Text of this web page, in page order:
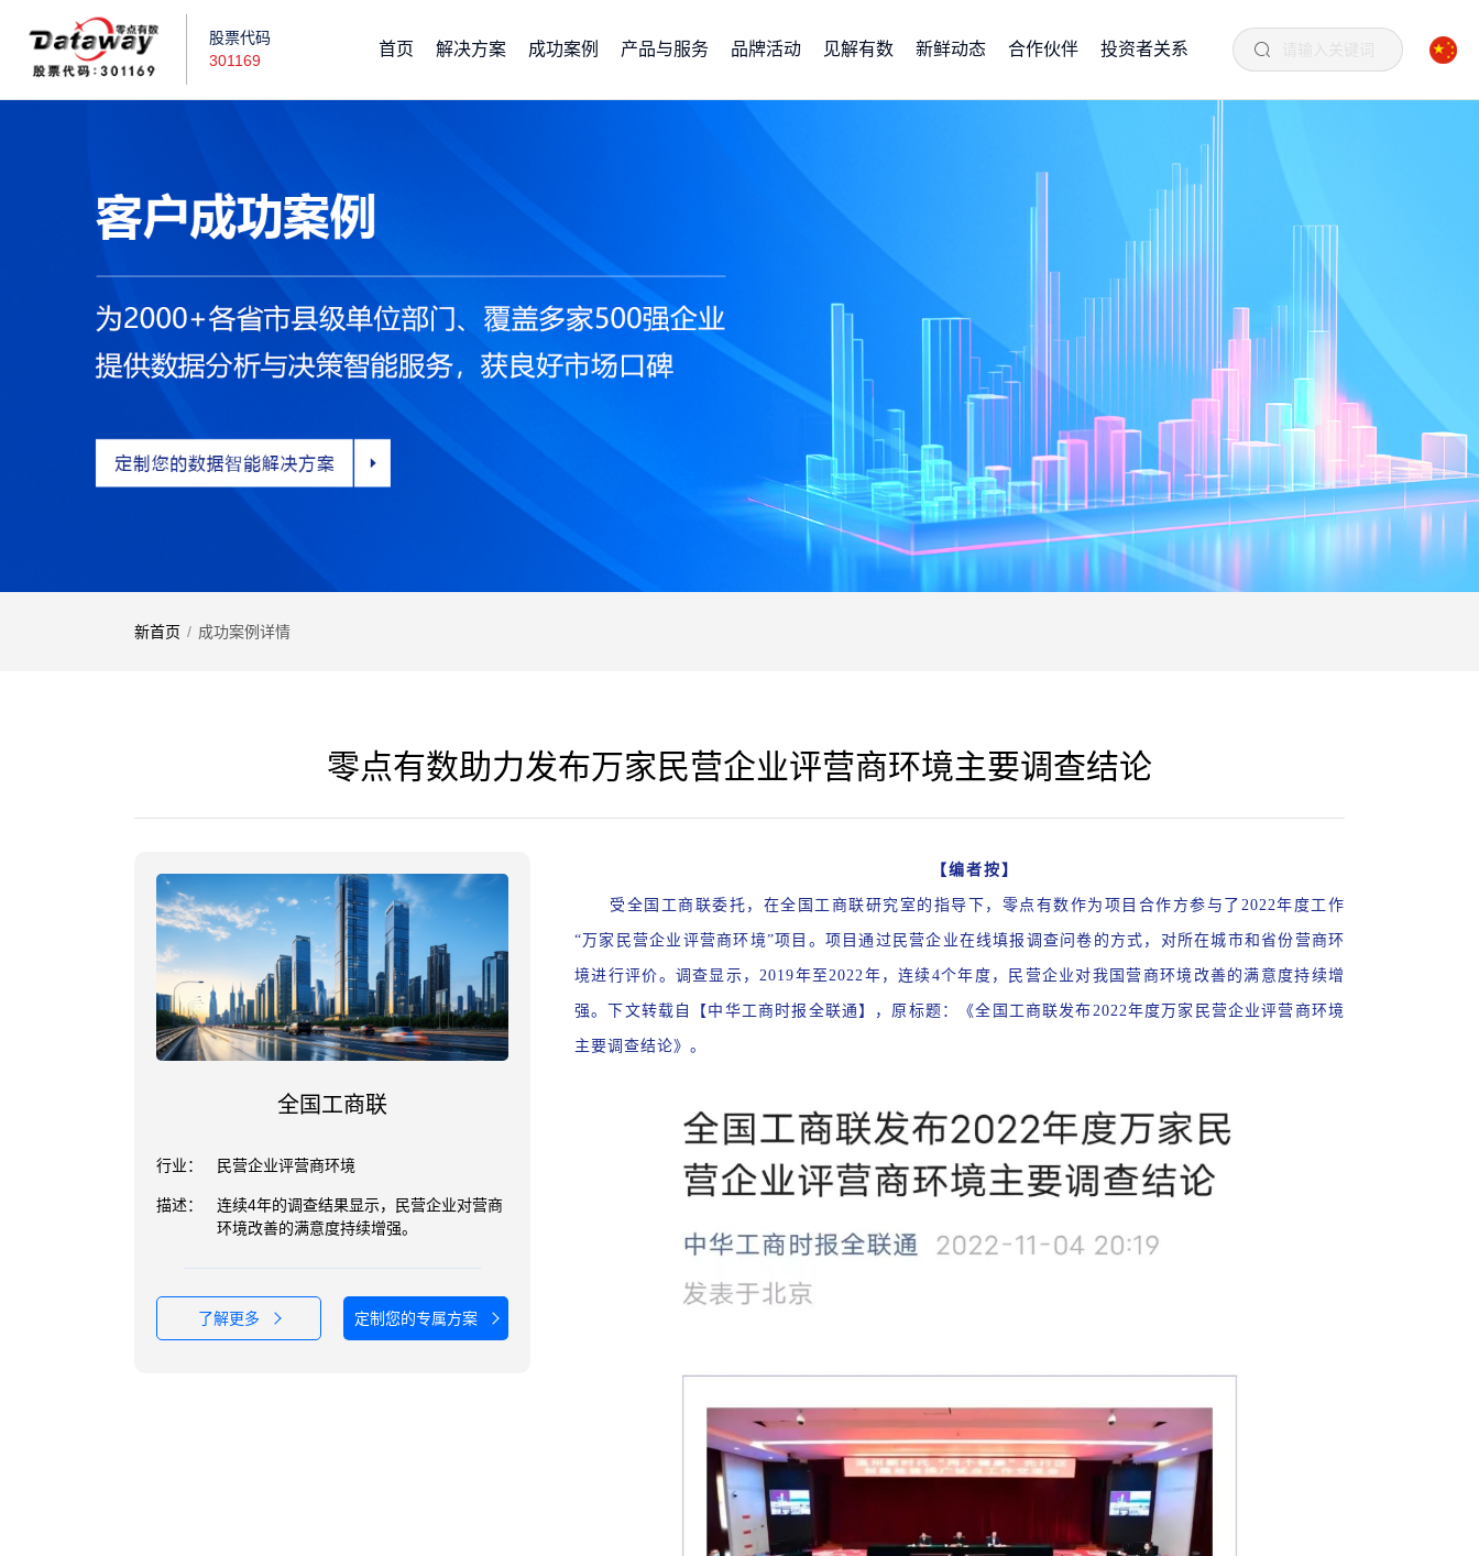
股票代码
301169
首页 解决方案 成功案例 产品与服务 品牌活动 见解有数 新鲜动态 合作伙伴 投资者关系
新首页 / 成功案例详情
零点有数助力发布万家民营企业评营商环境主要调查结论
全国工商联
行业： 民营企业评营商环境
描述：
连续4年的调查结果显示，民营企业对营商
环境改善的满意度持续增强。
了解更多 定制您的专属方案
【编者按】
受全国工商联委托，在全国工商联研究室的指导下，零点有数作为项目合作方参与了2022年度工作
“万家民营企业评营商环境”项目。项目通过民营企业在线填报调查问卷的方式，对所在城市和省份营商环
境进行评价。调查显示，2019年至2022年，连续4个年度，民营企业对我国营商环境改善的满意度持续增
强。下文转载自【中华工商时报全联通】，原标题：《全国工商联发布2022年度万家民营企业评营商环境
主要调查结论》。